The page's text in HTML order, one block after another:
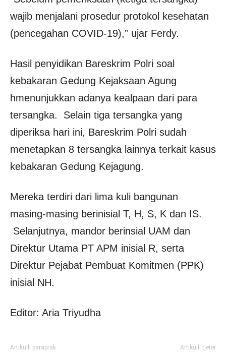
wajib menjalani prosedur protokol kesehatan
(pencegahan COVID-19),” ujar Ferdy.
Hasil penyidikan Bareskrim Polri soal
kebakaran Gedung Kejaksaan Agung
hmenunjukkan adanya kealpaan dari para
tersangka. Selain tiga tersangka yang
diperiksa hari ini, Bareskrim Polri sudah
menetapkan 8 tersangka lainnya terkait kasus
kebakaran Gedung Kejagung.
Mereka terdiri dari lima kuli bangunan
masing-masing berinisial T, H, S, K dan IS.
Selanjutnya, mandor berinsial UAM dan
Direktur Utama PT APM inisial R, serta
Direktur Pejabat Pembuat Komitmen (PPK)
inisial NH.
Editor: Aria Triyudha
Artikulli paraprak Artikulli tjetër